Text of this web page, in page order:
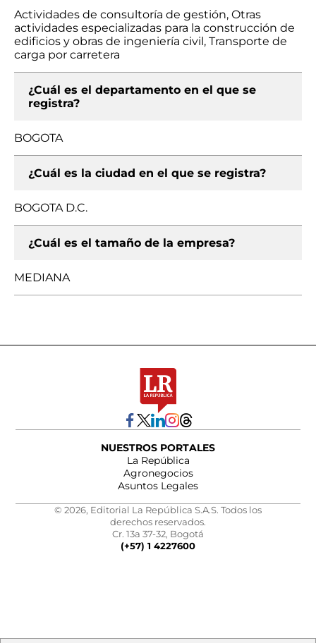
Actividades de consultoría de gestión, Otras
actividades especializadas para la construcción de
edificios y obras de ingeniería civil, Transporte de
carga por carretera
¿Cuál es el departamento en el que se
registra?
BOGOTA
¿Cuál es la ciudad en el que se registra?
BOGOTA D.C.
¿Cuál es el tamaño de la empresa?
MEDIANA
NUESTROS PORTALES
La República
Agronegocios
Asuntos Legales
© 2026, Editorial La República S.A.S. Todos los
derechos reservados.
Cr. 13a 37-32, Bogotá
(+57) 1 4227600